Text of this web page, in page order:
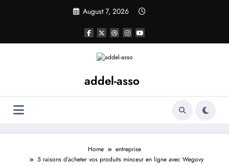
August 7, 2026
addel-asso
Home
entreprise
5 raisons d’acheter vos produits minceur en ligne avec Wegovy